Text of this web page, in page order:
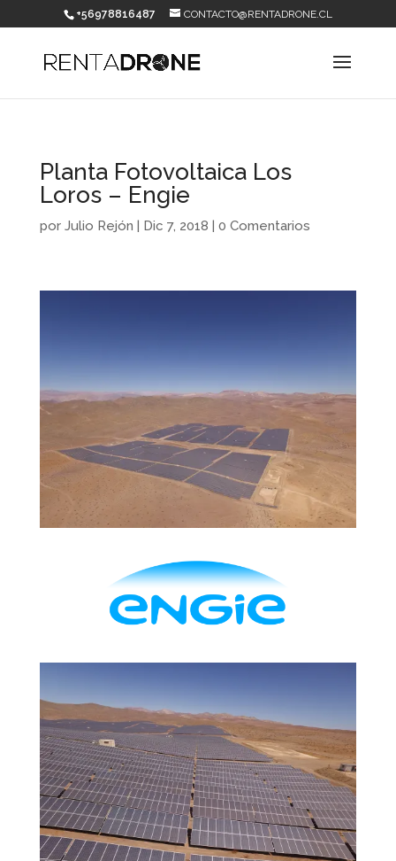
+56978816487 CONTACTO@RENTADRONE.CL
Planta Fotovoltaica Los
Loros – Engie
por Julio Rejón | Dic 7, 2018 | 0 Comentarios